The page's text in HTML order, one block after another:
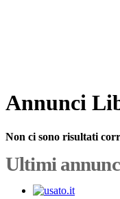
Annunci
Non ci sono risultati
Ultimi